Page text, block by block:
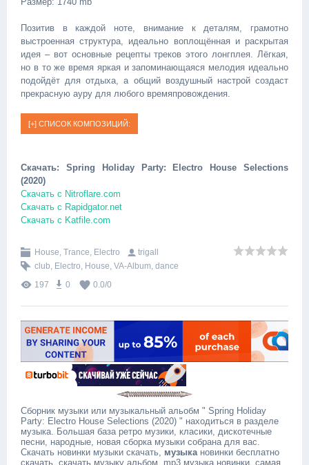
Позитив в каждой ноте, внимание к деталям, грамотно
выстроенная структура, идеально воплощённая и раскрытая
идея – вот основные рецепты треков этого лонгплея. Лёгкая,
но в то же время яркая и запоминающаяся мелодия идеально
подойдёт для отдыха, а общий воздушный настрой создаст
прекрасную ауру для любого времяпровождения.
Скачать: Spring Holiday Party: Electro House Selections
(2020)
Скачать с Nitroflare.com
Скачать с Rapidgator.net
Скачать с Katfile.com
House, Trance, Electro
trigall
club, Electro, House, VA-Album, dance
197
0 0.0/0
Сборник музыки или музыкальный альобм " Spring Holiday
Party: Electro House Selections (2020) " находиться в разделе
музыка. Большая база ретро музики, класики, дискотечные
песни, народные, новая сборка музыки собрана для вас.
Скачать новинки музыки скачать, музыкановинки бесплатно
скачать, скачать музыку альбом, mp3 музыка новинки, самая